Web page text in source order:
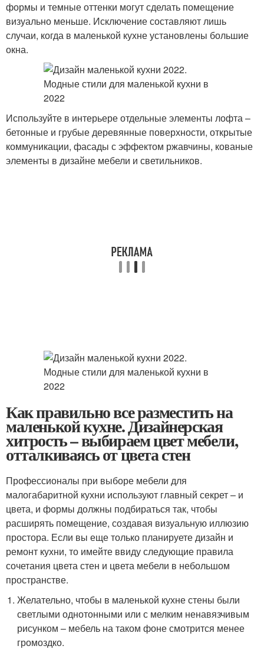
формы и темные оттенки могут сделать помещение
визуально меньше. Исключение составляют лишь
случаи, когда в маленькой кухне установлены большие
окна.
Используйте в интерьере отдельные элементы лофта –
бетонные и грубые деревянные поверхности, открытые
коммуникации, фасады с эффектом ржавчины, кованые
элементы в дизайне мебели и светильников.
Как правильно все разместить на
маленькой кухне. Дизайнерская
хитрость – выбираем цвет мебели,
отталкиваясь от цвета стен
Профессионалы при выборе мебели для
малогабаритной кухни используют главный секрет – и
цвета, и формы должны подбираться так, чтобы
расширять помещение, создавая визуальную иллюзию
простора. Если вы еще только планируете дизайн и
ремонт кухни, то имейте ввиду следующие правила
сочетания цвета стен и цвета мебели в небольшом
пространстве.
Желательно, чтобы в маленькой кухне стены были
светлыми однотонными или с мелким ненавязчивым
рисунком – мебель на таком фоне смотрится менее
громоздко.